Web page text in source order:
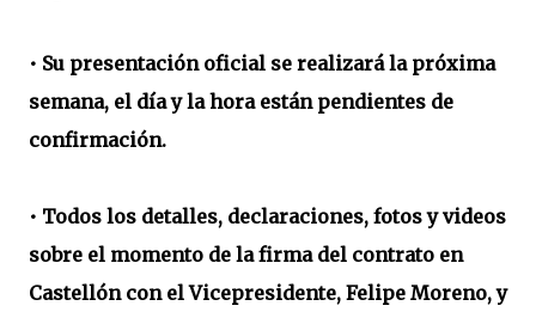
• Su presentación oficial se realizará la próxima
semana, el día y la hora están pendientes de
confirmación.
• Todos los detalles, declaraciones, fotos y videos
sobre el momento de la firma del contrato en
Castellón con el Vicepresidente, Felipe Moreno, y